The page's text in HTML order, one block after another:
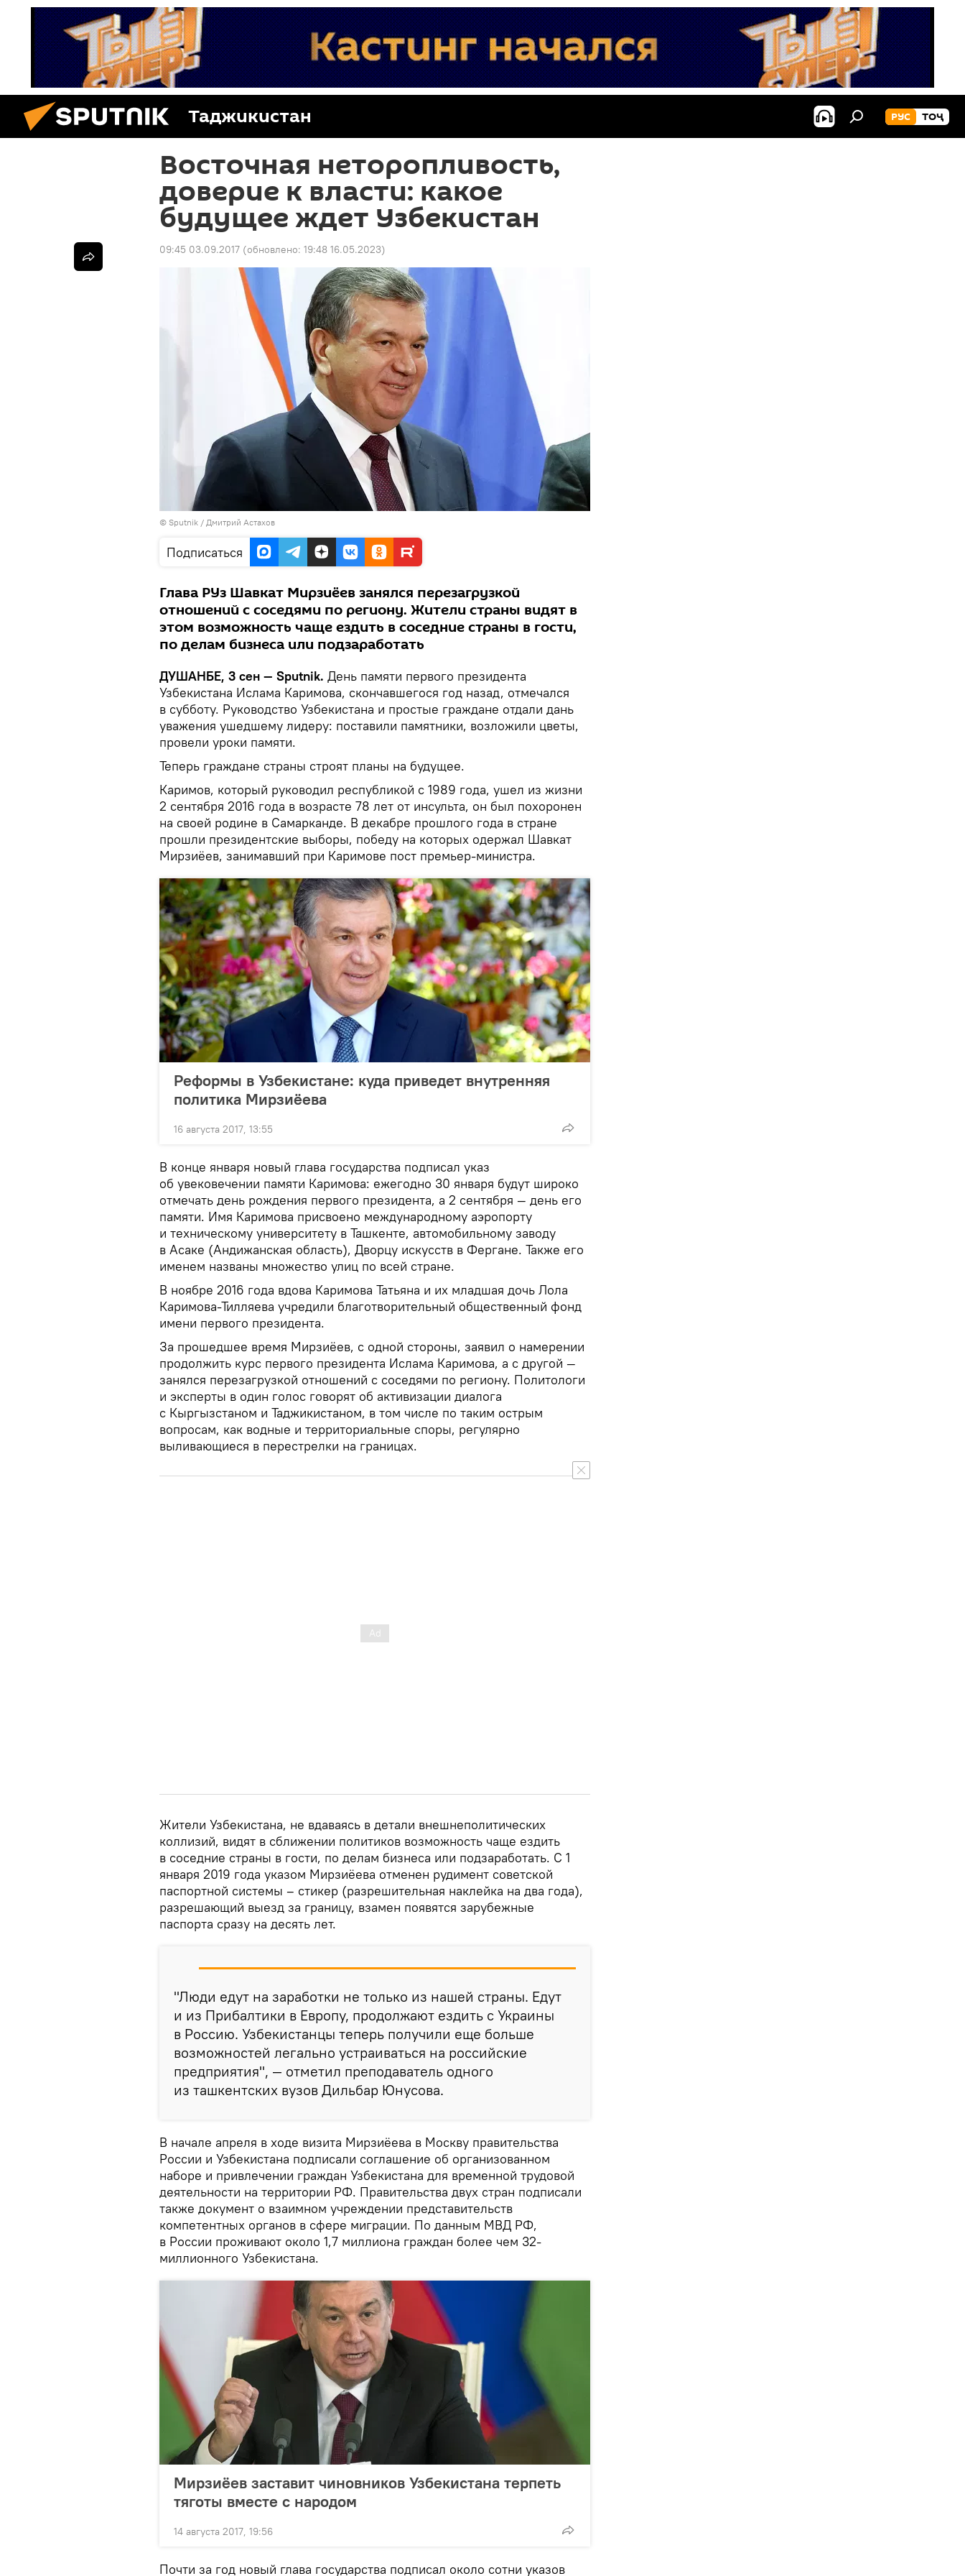
Таджикистан РУС ТОҶ
Восточная неторопливость,
доверие к власти: какое
будущее ждет Узбекистан
09:45 03.09.2017 (обновлено: 19:48 16.05.2023)
© Sputnik / Дмитрий Астахов
Подписаться
Глава РУз Шавкат Мирзиёев занялся перезагрузкой
отношений с соседями по региону. Жители страны видят в
этом возможность чаще ездить в соседние страны в гости,
по делам бизнеса или подзаработать
ДУШАНБЕ, 3 сен — Sputnik. День памяти первого президента
Узбекистана Ислама Каримова, скончавшегося год назад, отмечался
в субботу. Руководство Узбекистана и простые граждане отдали дань
уважения ушедшему лидеру: поставили памятники, возложили цветы,
провели уроки памяти.
Теперь граждане страны строят планы на будущее.
Каримов, который руководил республикой с 1989 года, ушел из жизни
2 сентября 2016 года в возрасте 78 лет от инсульта, он был похоронен
на своей родине в Самарканде. В декабре прошлого года в стране
прошли президентские выборы, победу на которых одержал Шавкат
Мирзиёев, занимавший при Каримове пост премьер-министра.
Реформы в Узбекистане: куда приведет внутренняя
политика Мирзиёева
16 августа 2017, 13:55
В конце января новый глава государства подписал указ
об увековечении памяти Каримова: ежегодно 30 января будут широко
отмечать день рождения первого президента, а 2 сентября — день его
памяти. Имя Каримова присвоено международному аэропорту
и техническому университету в Ташкенте, автомобильному заводу
в Асаке (Андижанская область), Дворцу искусств в Фергане. Также его
именем названы множество улиц по всей стране.
В ноябре 2016 года вдова Каримова Татьяна и их младшая дочь Лола
Каримова-Тилляева учредили благотворительный общественный фонд
имени первого президента.
За прошедшее время Мирзиёев, с одной стороны, заявил о намерении
продолжить курс первого президента Ислама Каримова, а с другой —
занялся перезагрузкой отношений с соседями по региону. Политологи
и эксперты в один голос говорят об активизации диалога
с Кыргызстаном и Таджикистаном, в том числе по таким острым
вопросам, как водные и территориальные споры, регулярно
выливающиеся в перестрелки на границах.
Жители Узбекистана, не вдаваясь в детали внешнеполитических
коллизий, видят в сближении политиков возможность чаще ездить
в соседние страны в гости, по делам бизнеса или подзаработать. С 1
января 2019 года указом Мирзиёева отменен рудимент советской
паспортной системы – стикер (разрешительная наклейка на два года),
разрешающий выезд за границу, взамен появятся зарубежные
паспорта сразу на десять лет.
"Люди едут на заработки не только из нашей страны. Едут
и из Прибалтики в Европу, продолжают ездить с Украины
в Россию. Узбекистанцы теперь получили еще больше
возможностей легально устраиваться на российские
предприятия", — отметил преподаватель одного
из ташкентских вузов Дильбар Юнусова.
В начале апреля в ходе визита Мирзиёева в Москву правительства
России и Узбекистана подписали соглашение об организованном
наборе и привлечении граждан Узбекистана для временной трудовой
деятельности на территории РФ. Правительства двух стран подписали
также документ о взаимном учреждении представительств
компетентных органов в сфере миграции. По данным МВД РФ,
в России проживают около 1,7 миллиона граждан более чем 32-
миллионного Узбекистана.
Мирзиёев заставит чиновников Узбекистана терпеть
тяготы вместе с народом
14 августа 2017, 19:56
Почти за год новый глава государства подписал около сотни указов